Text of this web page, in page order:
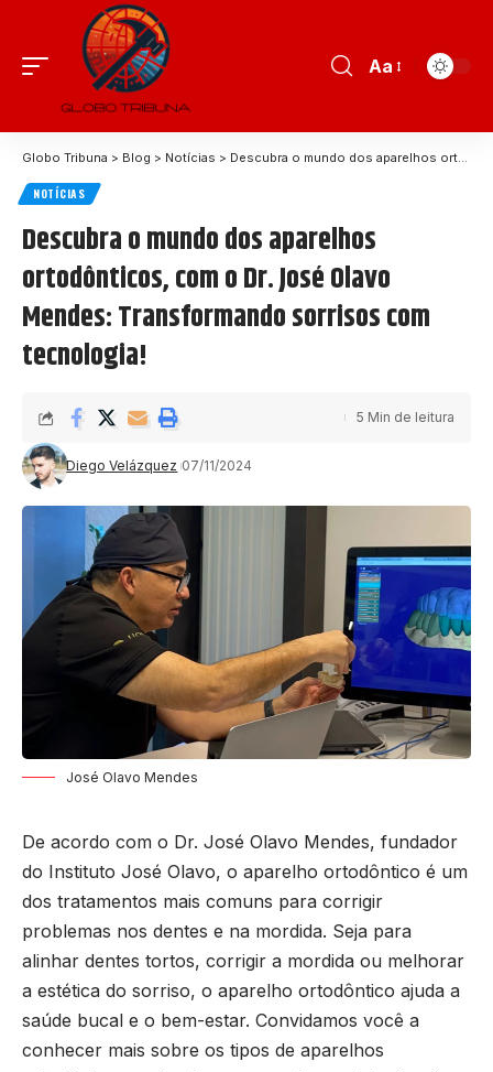
Aa
Globo Tribuna > Blog > Notícias > Descubra o mundo dos aparelhos ortodônticos, com o Dr. José Olavo Mendes: Transformando sorrisos com tecnologia!
NOTÍCIAS
Descubra o mundo dos aparelhos
ortodônticos, com o Dr. José Olavo
Mendes: Transformando sorrisos com
tecnologia!
Diego Velázquez 07/11/2024
5 Min de leitura
José Olavo Mendes
De acordo com o Dr. José Olavo Mendes, fundador
do Instituto José Olavo, o aparelho ortodôntico é um
dos tratamentos mais comuns para corrigir
problemas nos dentes e na mordida. Seja para
alinhar dentes tortos, corrigir a mordida ou melhorar
a estética do sorriso, o aparelho ortodôntico ajuda a
saúde bucal e o bem-estar. Convidamos você a
conhecer mais sobre os tipos de aparelhos